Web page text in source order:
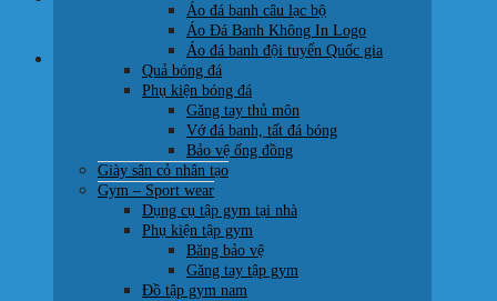
0707 22 77 93
Chưa có sản phẩm trong giỏ hàng.
Quay trở lại cửa hàng
Áo đá banh câu lạc bộ
Áo Đá Banh Không In Logo
Áo đá banh đội tuyển Quốc gia
Quả bóng đá
Phụ kiện bóng đá
Găng tay thủ môn
Vớ đá banh, tất đá bóng
Bảo vệ ống đồng
Giày sân cỏ nhân tạo
Gym – Sport wear
Dụng cụ tập gym tại nhà
Phụ kiện tập gym
Băng bảo vệ
Găng tay tập gym
Đồ tập gym nam